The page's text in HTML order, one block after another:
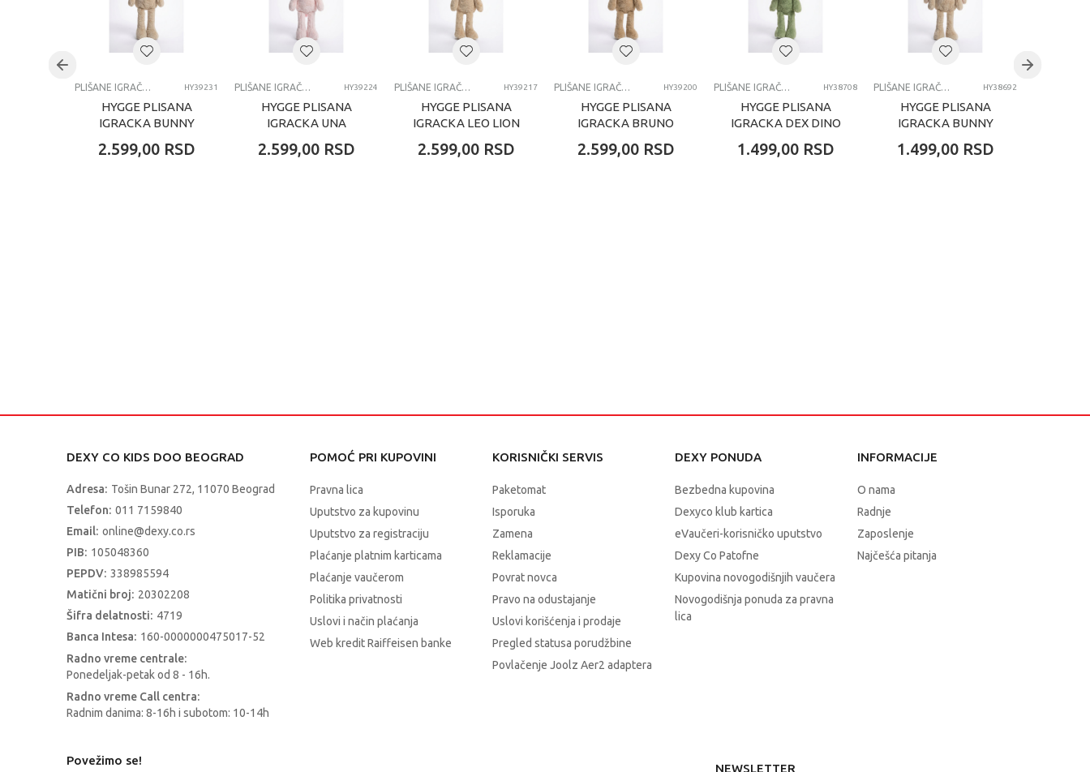
Uzrast 4-6 godina
Kategorija PLIŠANE
PLIŠANE IGRAČKE HY39231
HYGGE PLISANA
IGRACKA BUNNY
2.599,00 RSD
PLIŠANE IGRAČKE HY39224
HYGGE PLISANA
IGRACKA UNA
2.599,00 RSD
PLIŠANE IGRAČKE HY39217
HYGGE PLISANA
IGRACKA LEO LION
2.599,00 RSD
PLIŠANE IGRAČKE HY39200
HYGGE PLISANA
IGRACKA BRUNO
2.599,00 RSD
PLIŠANE IGRAČKE HY38708
HYGGE PLISANA
IGRACKA DEX DINO
1.499,00 RSD
PLIŠANE IGRAČKE HY38692
HYGGE PLISANA
IGRACKA BUNNY
1.499,00 RSD
DEXY CO KIDS DOO BEOGRAD
Adresa: Tošin Bunar 272, 11070 Beograd
Telefon: 011 7159840
Email: online@dexy.co.rs
PIB: 105048360
PEPDV: 338985594
Matični broj: 20302208
Šifra delatnosti: 4719
Banca Intesa: 160-0000000475017-52
Radno vreme centrale:
Ponedeljak-petak od 8 - 16h.
Radno vreme Call centra:
Radnim danima: 8-16h i subotom: 10-14h
POMOĆ PRI KUPOVINI
Pravna lica
Uputstvo za kupovinu
Uputstvo za registraciju
Plaćanje platnim karticama
Plaćanje vaučerom
Politika privatnosti
Uslovi i način plaćanja
Web kredit Raiffeisen banke
KORISNIČKI SERVIS
Paketomat
Isporuka
Zamena
Reklamacije
Povrat novca
Pravo na odustajanje
Uslovi korišćenja i prodaje
Pregled statusa porudžbine
Povlačenje Joolz Aer2 adaptera
DEXY PONUDA
Bezbedna kupovina
Dexyco klub kartica
eVaučeri-korisničko uputstvo
Dexy Co Patofne
Kupovina novogodišnjih vaučera
Novogodišnja ponuda za pravna
lica
INFORMACIJE
O nama
Radnje
Zaposlenje
Najčešća pitanja
Povežimo se!
NEWSLETTER